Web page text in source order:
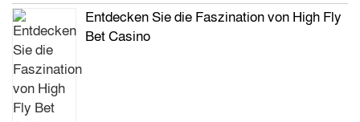
Entdecken Sie die Faszination von High Fly
Bet Casino